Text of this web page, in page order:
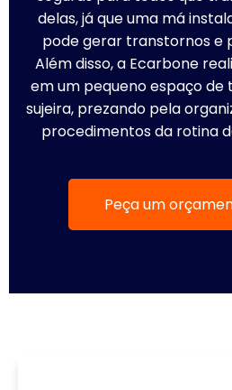
delas, já que uma má
pode gerar transtornos e
Além disso, a Ecarbone
em um pequeno espaço
sujeira, prezando pela
procedimentos da rotina
Peça um